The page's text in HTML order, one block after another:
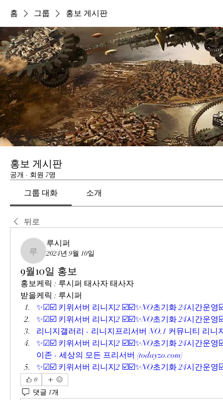
홈 그룹 홍보 게시판
홍보 게시판
공개 · 회원 7명
그룹 대화 소개
뒤로
루시퍼
루시퍼
2024년 9월 10일
9월10일 홍보
홍보케릭 : 루시퍼 태사자 태사자
받을케릭 : 루시퍼
✨☑☑️ 키위서버 리니지2 ☑️☑️✨NO초기화 24시간운영
✨☑☑️ 키위서버 리니지2 ☑️☑️✨NO초기화 24시간운영
리니지갤러리 - 리니지프리서버 NO.1 커뮤니티 리니
✨☑☑️ 키위서버 리니지2 ☑️☑️✨NO초기화 24시간운영
이존 - 세상의 모든 프리서버 (todayzo.com)
✨☑☑️ 키위서버 리니지2 ☑️☑️✨NO초기화 24시간운영
0
댓글 1개